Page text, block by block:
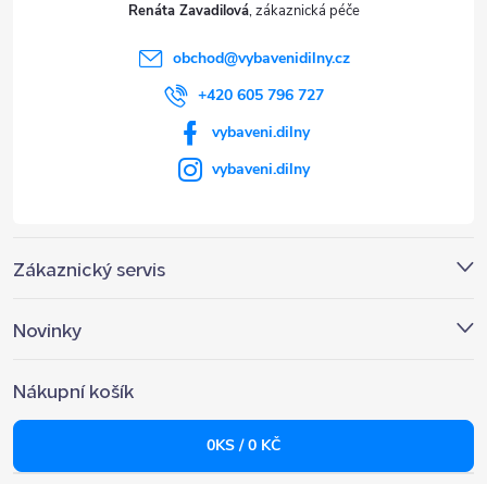
Zákaznický servis
Novinky
Nákupní košík
0KS /0 KČ
Renáta Zavadilová
obchod@vybavenidilny.cz
+420 605 796 727
vybaveni.dilny
vybaveni.dilny